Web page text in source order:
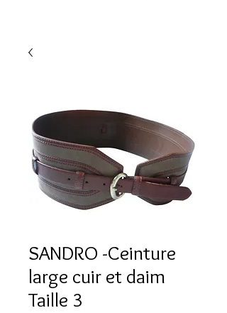
SANDRO -Ceinture
large cuir et daim
Taille 3